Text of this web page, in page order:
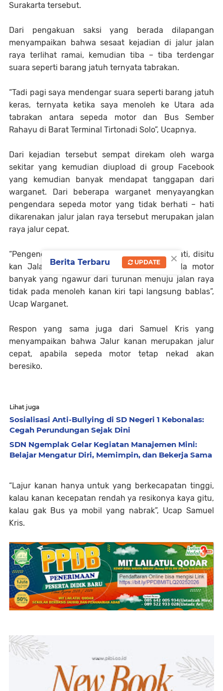
Surakarta tersebut.
Dari pengakuan saksi yang berada dilapangan
menyampaikan bahwa sesaat kejadian di jalur jalan
raya terlihat ramai, kemudian tiba – tiba terdengar
suara seperti barang jatuh ternyata tabrakan.
“Tadi pagi saya mendengar suara seperti barang jatuh
keras, ternyata ketika saya menoleh ke Utara ada
tabrakan antara sepeda motor dan Bus Sember
Rahayu di Barat Terminal Tirtonadi Solo”, Ucapnya.
Dari kejadian tersebut sempat direkam oleh warga
sekitar yang kemudian diupload di group Facebook
yang kemudian banyak mendapat tanggapan dari
warganet. Dari beberapa warganet menyayangkan
pengendara sepeda motor yang tidak berhati – hati
dikarenakan jalur jalan raya tersebut merupakan jalan
raya jalur cepat.
“Pengendara sepeda motor kok gak hati – hati, disitu
kan Jalan Raya jalur cepat, kadang sepeda motor
banyak yang ngawur dari turunan menuju jalan raya
tidak pada menoleh kanan kiri tapi langsung bablas”,
Ucap Warganet.
Respon yang sama juga dari Samuel Kris yang
menyampaikan bahwa Jalur kanan merupakan jalur
cepat, apabila sepeda motor tetap nekad akan
beresiko.
Lihat juga
Sosialisasi Anti-Bullying di SD Negeri 1 Kebonalas:
Cegah Perundungan Sejak Dini
SDN Ngemplak Gelar Kegiatan Manajemen Mini:
Belajar Mengatur Diri, Memimpin, dan Bekerja Sama
“Lajur kanan hanya untuk yang berkecapatan tinggi,
kalau kanan kecepatan rendah ya resikonya kaya gitu,
kalau gak Bus ya mobil yang nabrak”, Ucap Samuel
Kris.
×
Berita Terbaru UPDATE